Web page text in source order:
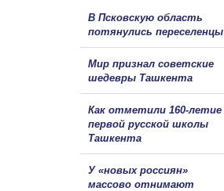
В Псковскую область
потянулись переселенцы
Мир признал советские
шедевры Ташкента
Как отметили 160-летие
первой русской школы
Ташкента
У «новых россиян»
массово отнимают